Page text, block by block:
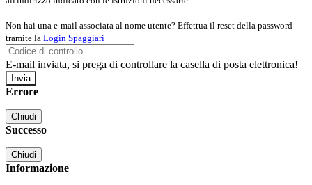
Non hai una e-mail associata al nome utente? Effettua il reset della password
tramite la Login Spaggiari
E-mail inviata, si prega di controllare la casella di posta elettronica!
Errore
Chiudi
Successo
Chiudi
Informazione